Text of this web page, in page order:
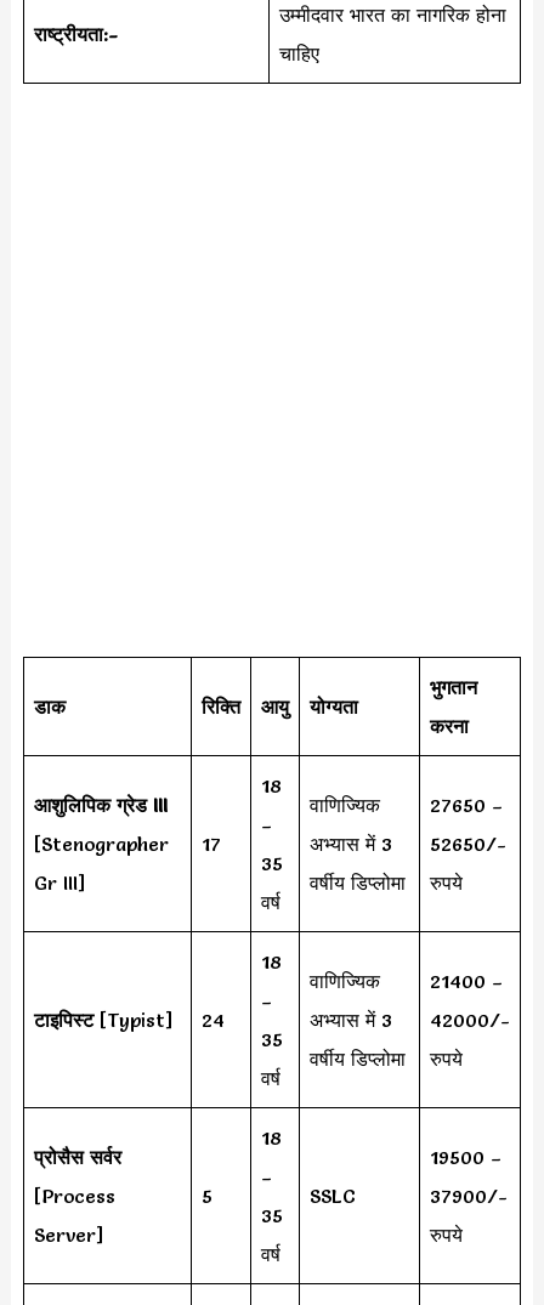
राष्ट्रीयता:-
उम्मीदवार भारत का नागरिक होना
चाहिए
डाक रिक्ति आयु योग्यता
भुगतान
करना
आशुलिपिक ग्रेड III
[Stenographer
Gr III]
17
18
–
35
वर्ष
वाणिज्यिक
अभ्यास में 3
वर्षीय डिप्लोमा
27650 –
52650/-
रुपये
टाइपिस्ट[Typist] 24
18
–
35
वर्ष
वाणिज्यिक
अभ्यास में 3
वर्षीय डिप्लोमा
21400 –
42000/-
रुपये
प्रोसैस सर्वर
[Process
Server]
5
18
–
35
वर्ष
SSLC
19500 –
37900/-
रुपये